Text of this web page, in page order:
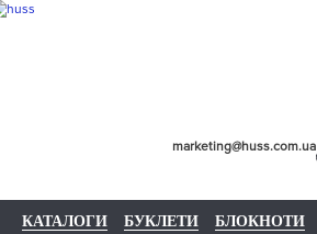
marketing@huss.com.ua
КАТАЛОГИ БУКЛЕТИ БЛОКНОТИ